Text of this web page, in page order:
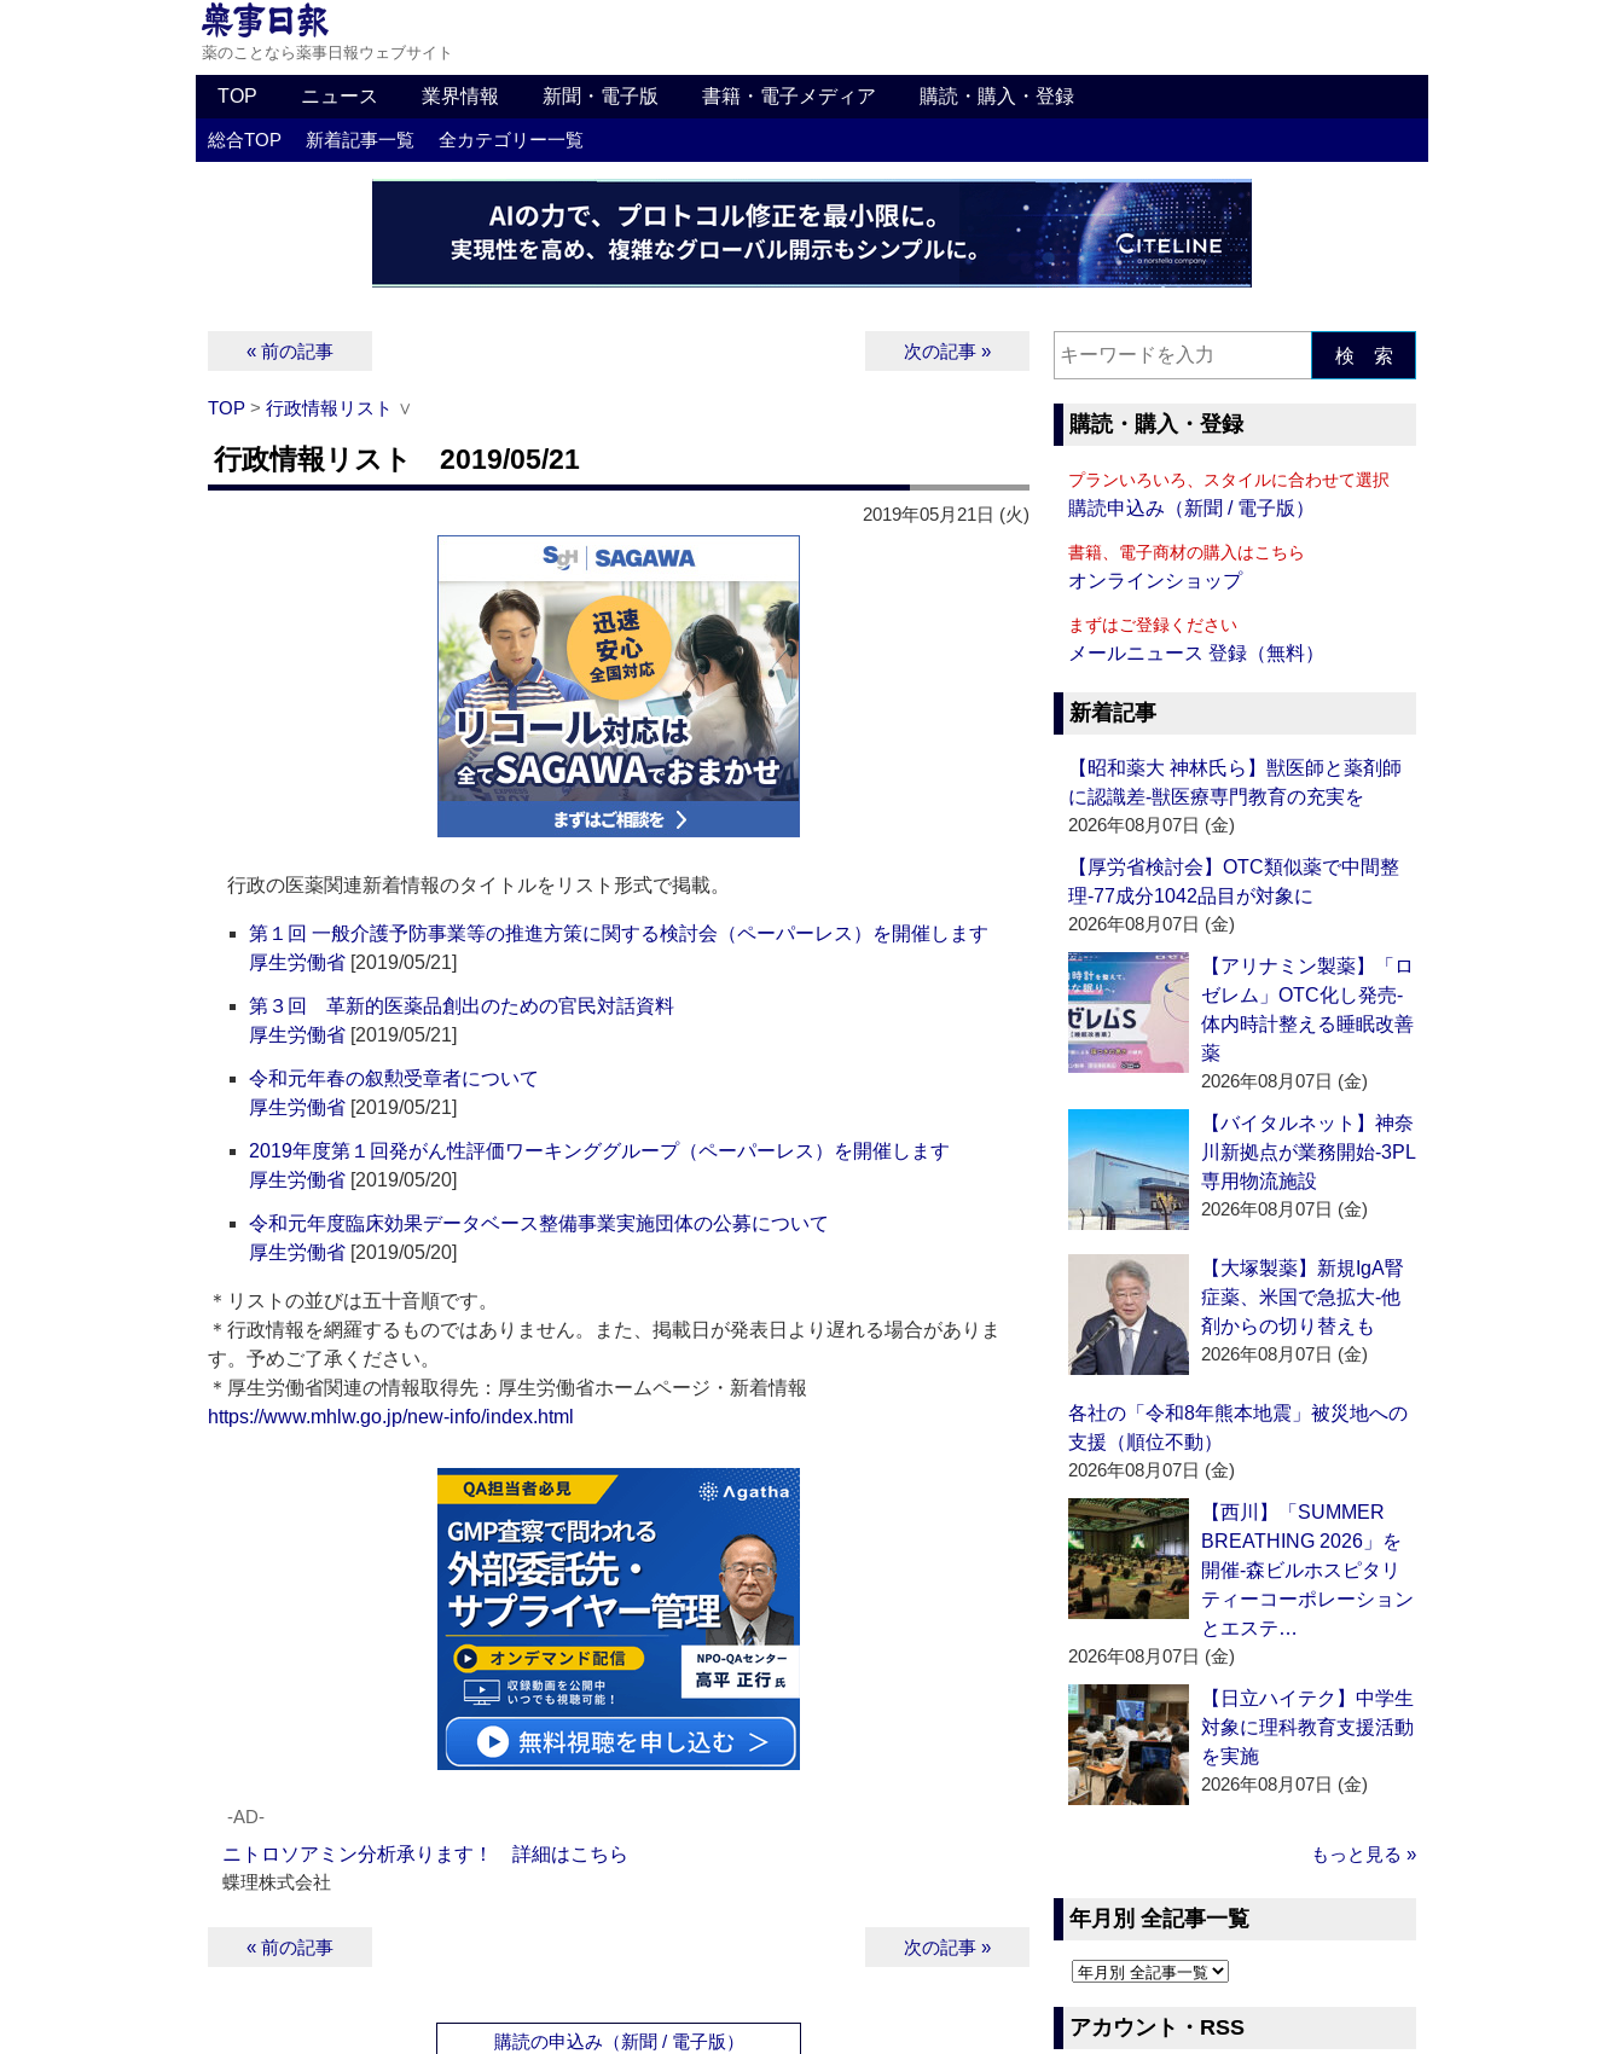
薬のことなら薬事日報ウェブサイト
TOP ニュース 業界情報 新聞・電子版 書籍・電子メディア 購読・購入・登録
総合TOP 新着記事一覧 全カテゴリー一覧
« 前の記事 次の記事 »
TOP > 行政情報リスト ∨
行政情報リスト 2019/05/21
2019年05月21日 (火)
行政の医薬関連新着情報のタイトルをリスト形式で掲載。
第１回 一般介護予防事業等の推進方策に関する検討会（ペーパーレス）を開催します
厚生労働省 [2019/05/21]
第３回 革新的医薬品創出のための官民対話資料
厚生労働省 [2019/05/21]
令和元年春の叙勲受章者について
厚生労働省 [2019/05/21]
2019年度第１回発がん性評価ワーキンググループ（ペーパーレス）を開催します
厚生労働省 [2019/05/20]
令和元年度臨床効果データベース整備事業実施団体の公募について
厚生労働省 [2019/05/20]
＊リストの並びは五十音順です。
＊行政情報を網羅するものではありません。また、掲載日が発表日より遅れる場合がありま
す。予めご了承ください。
＊厚生労働省関連の情報取得先：厚生労働省ホームページ・新着情報
https://www.mhlw.go.jp/new-info/index.html
‐AD‐
ニトロソアミン分析承ります！ 詳細はこちら
蝶理株式会社
« 前の記事 次の記事 »
購読の申込み（新聞 / 電子版）
検 索
購読・購入・登録
プランいろいろ、スタイルに合わせて選択
購読申込み（新聞 / 電子版）
書籍、電子商材の購入はこちら
オンラインショップ
まずはご登録ください
メールニュース 登録（無料）
新着記事
【昭和薬大 神林氏ら】獣医師と薬剤師
に認識差‐獣医療専門教育の充実を
2026年08月07日 (金)
【厚労省検討会】OTC類似薬で中間整
理‐77成分1042品目が対象に
2026年08月07日 (金)
【アリナミン製薬】「ロ
ゼレム」OTC化し発売‐
体内時計整える睡眠改善
薬
2026年08月07日 (金)
【バイタルネット】神奈
川新拠点が業務開始‐3PL
専用物流施設
2026年08月07日 (金)
【大塚製薬】新規IgA腎
症薬、米国で急拡大‐他
剤からの切り替えも
2026年08月07日 (金)
各社の「令和8年熊本地震」被災地への
支援（順位不動）
2026年08月07日 (金)
【西川】「SUMMER
BREATHING 2026」を
開催‐森ビルホスピタリ
ティーコーポレーション
とエステ…
2026年08月07日 (金)
【日立ハイテク】中学生
対象に理科教育支援活動
を実施
2026年08月07日 (金)
もっと見る »
年月別 全記事一覧
アカウント・RSS